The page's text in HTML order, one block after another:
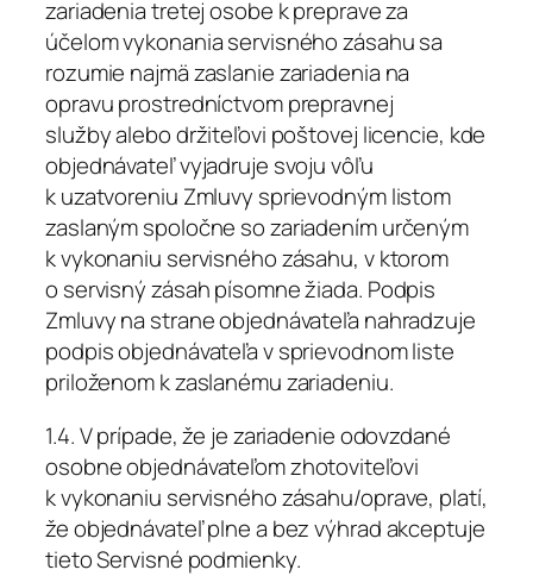
zariadenia tretej osobe k preprave za
účelom vykonania servisného zásahu sa
rozumie najmä zaslanie zariadenia na
opravu prostredníctvom prepravnej
služby alebo držiteľovi poštovej licencie, kde
objednávateľ vyjadruje svoju vôľu
k uzatvoreniu Zmluvy sprievodným listom
zaslaným spoločne so zariadením určeným
k vykonaniu servisného zásahu, v ktorom
o servisný zásah písomne žiada. Podpis
Zmluvy na strane objednávateľa nahradzuje
podpis objednávateľa v sprievodnom liste
priloženom k zaslanému zariadeniu.
1.4. V prípade, že je zariadenie odovzdané
osobne objednávateľom zhotoviteľovi
k vykonaniu servisného zásahu/oprave, platí,
že objednávateľ plne a bez výhrad akceptuje
tieto Servisné podmienky.